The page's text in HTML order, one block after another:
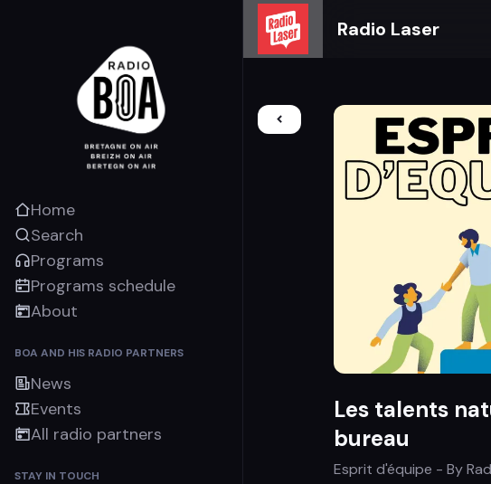
Home
Search
Programs
Programs schedule
About
BOA AND HIS RADIO PARTNERS
News
Events
All radio partners
STAY IN TOUCH
Radio Laser
Les talents
bureau
Esprit d'équipe - By